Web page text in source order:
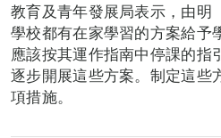
教育及青年發展局表示，由明
學校都有在家學習的方案給予
應該按其運作指南中停課的指
逐步開展這些方案。制定這些
項措施。